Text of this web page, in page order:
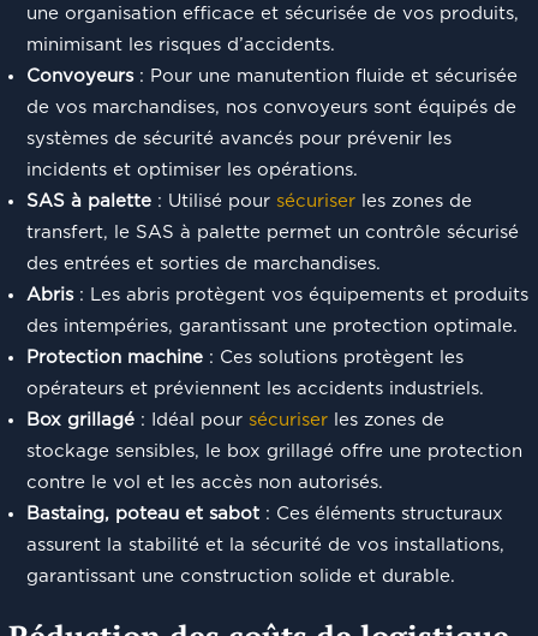
une organisation efficace et sécurisée de vos produits,
minimisant les risques d’accidents.
Convoyeurs: Pour une manutention fluide et sécurisée
de vos marchandises, nos convoyeurs sont équipés de
systèmes de sécurité avancés pour prévenir les
incidents et optimiser les opérations.
SAS à palette: Utilisé pour sécuriserles zones de
transfert, le SAS à palette permet un contrôle sécurisé
des entrées et sorties de marchandises.
Abris: Les abris protègent vos équipements et produits
des intempéries, garantissant une protection optimale.
Protection machine: Ces solutions protègent les
opérateurs et préviennent les accidents industriels.
Box grillagé: Idéal pour sécuriserles zones de
stockage sensibles, le box grillagé offre une protection
contre le vol et les accès non autorisés.
Bastaing, poteau et sabot: Ces éléments structuraux
assurent la stabilité et la sécurité de vos installations,
garantissant une construction solide et durable.